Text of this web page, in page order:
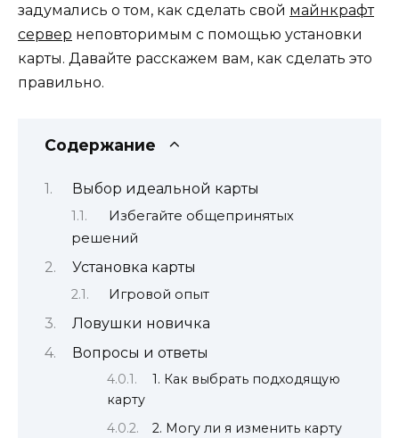
задумались о том, как сделать свой майнкрафт
сервер неповторимым с помощью установки
карты. Давайте расскажем вам, как сделать это
правильно.
Содержание
Выбор идеальной карты
Избегайте общепринятых
решений
Установка карты
Игровой опыт
Ловушки новичка
Вопросы и ответы
1. Как выбрать подходящую
карту
2. Могу ли я изменить карту